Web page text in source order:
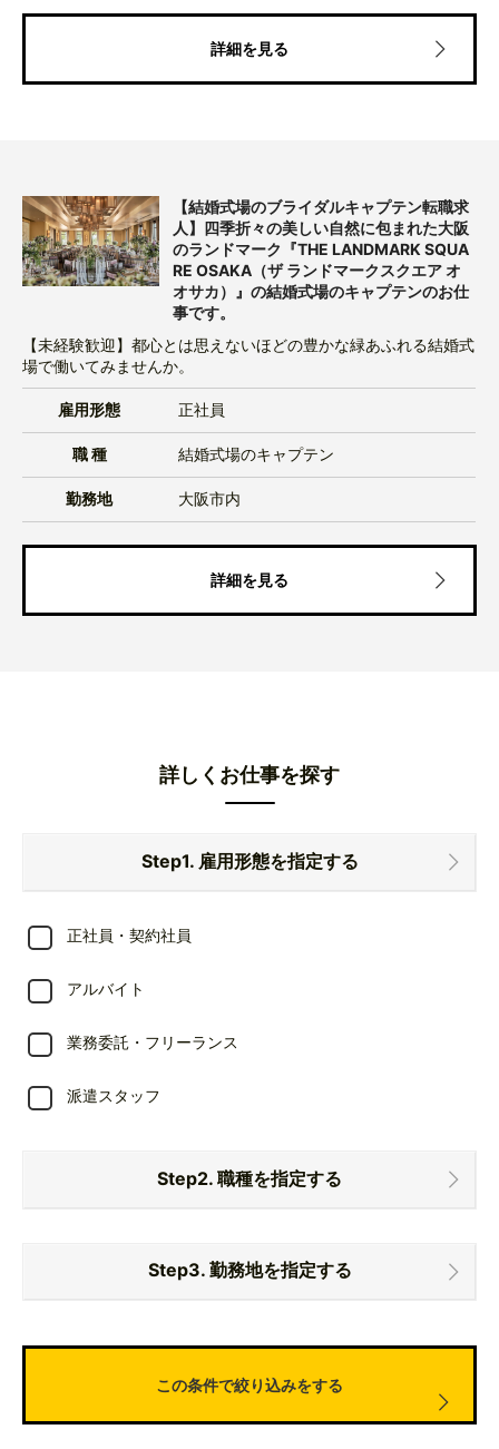
詳細を見る
【結婚式場のブライダルキャプテン転職求
人】四季折々の美しい自然に包まれた大阪
のランドマーク『THE LANDMARK SQUA
RE OSAKA（ザ ランドマークスクエア オ
オサカ）』の結婚式場のキャプテンのお仕
事です。
【未経験歓迎】都心とは思えないほどの豊かな緑あふれる結婚式
場で働いてみませんか。
雇用形態 正社員
職 種 結婚式場のキャプテン
勤務地 大阪市内
詳細を見る
詳しくお仕事を探す
Step1. 雇用形態を指定する
正社員・契約社員
アルバイト
業務委託・フリーランス
派遣スタッフ
Step2. 職種を指定する
ウェルビーイング事業の企画運営
結婚式場のウェディングプランナーのマネージャー候
結婚式場のキャプテン
Step3. 勤務地を指定する